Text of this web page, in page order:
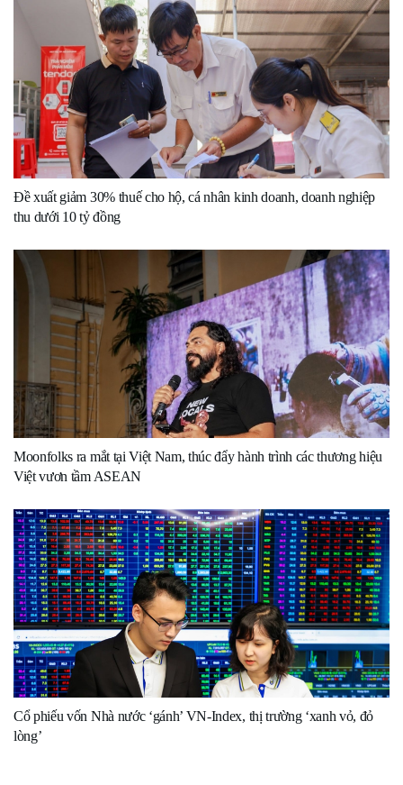
Đề xuất giảm 30% thuế cho hộ, cá nhân kinh doanh, doanh nghiệp
thu dưới 10 tỷ đồng
Moonfolks ra mắt tại Việt Nam, thúc đẩy hành trình các thương hiệu
Việt vươn tầm ASEAN
Cổ phiếu vốn Nhà nước ‘gánh’ VN-Index, thị trường ‘xanh vỏ, đỏ
lòng’